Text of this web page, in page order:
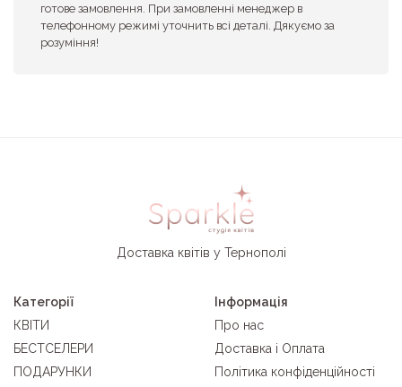
готове замовлення. При замовленні менеджер в
телефонному режимі уточнить всі деталі. Дякуємо за
розуміння!
Доставка квітів у Тернополі
Категорії
КВІТИ
БЕСТСЕЛЕРИ
ПОДАРУНКИ
Інформація
Про нас
Доставка і Оплата
Політика конфіденційності